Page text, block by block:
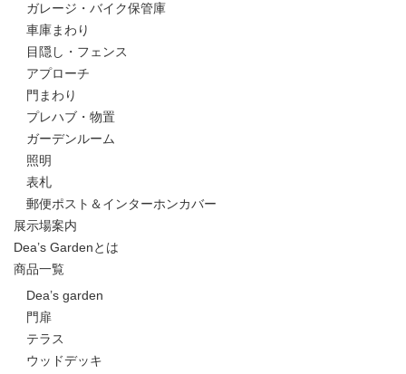
ガレージ・バイク保管庫
車庫まわり
目隠し・フェンス
アプローチ
門まわり
プレハブ・物置
ガーデンルーム
照明
表札
郵便ポスト＆インターホンカバー
展示場案内
Dea’s Gardenとは
商品一覧
Dea’s garden
門扉
テラス
ウッドデッキ